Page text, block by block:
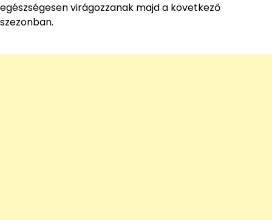
egészségesen virágozzanak majd a következő
szezonban.